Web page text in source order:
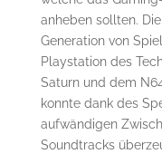
anheben sollten.
Generation von
Playstation des
Saturn und dem
konnte dank des
aufwändigen
Soundtracks